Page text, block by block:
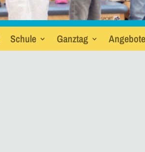
Schule Ganztag Angebote